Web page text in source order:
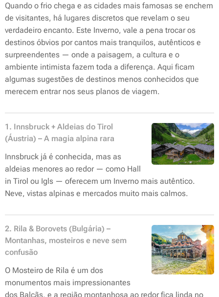
Quando o frio chega e as cidades mais famosas se enchem
de visitantes, há lugares discretos que revelam o seu
verdadeiro encanto. Este Inverno, vale a pena trocar os
destinos óbvios por cantos mais tranquilos, autênticos e
surpreendentes — onde a paisagem, a cultura e o
ambiente intimista fazem toda a diferença. Aqui ficam
algumas sugestões de destinos menos conhecidos que
merecem entrar nos seus planos de viagem.
1. Innsbruck + Aldeias do Tirol
(Áustria) – A magia alpina rara
Innsbruck já é conhecida, mas as
aldeias menores ao redor — como Hall
in Tirol ou Igls — oferecem um Inverno mais autêntico.
Neve, vistas alpinas e mercados muito mais calmos.
2. Rila & Borovets (Bulgária) –
Montanhas, mosteiros e neve sem
confusão
O Mosteiro de Rila é um dos
monumentos mais impressionantes
dos Balcãs, e a região montanhosa ao redor fica linda no